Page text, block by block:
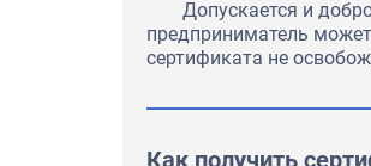
Допускается и
предприниматель
сертификата не
Как получить